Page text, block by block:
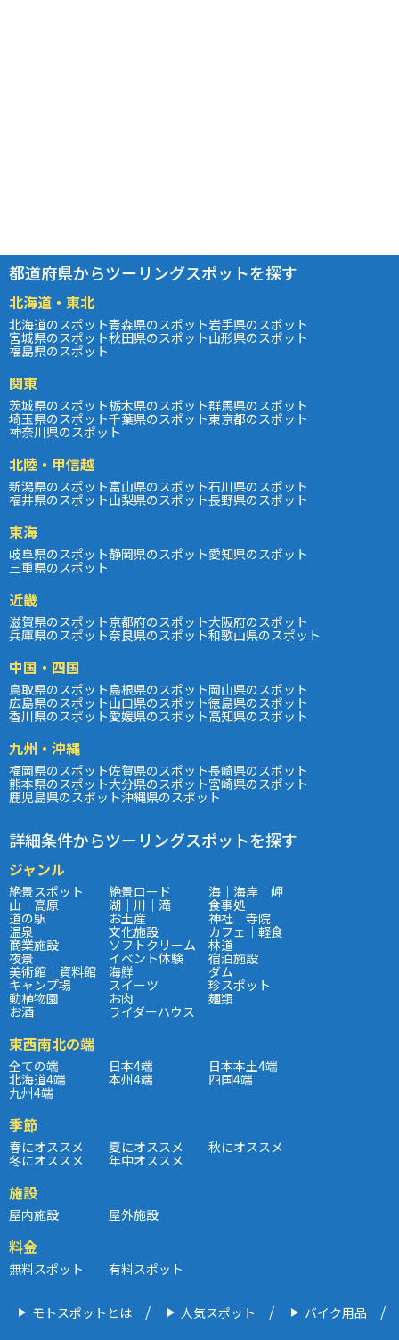
都道府県からツーリングスポットを探す
北海道・東北
北海道のスポット青森県のスポット岩手県のスポット
宮城県のスポット秋田県のスポット山形県のスポット
福島県のスポット
関東
茨城県のスポット栃木県のスポット群馬県のスポット
埼玉県のスポット千葉県のスポット東京都のスポット
神奈川県のスポット
北陸・甲信越
新潟県のスポット富山県のスポット石川県のスポット
福井県のスポット山梨県のスポット長野県のスポット
東海
岐阜県のスポット静岡県のスポット愛知県のスポット
三重県のスポット
近畿
滋賀県のスポット京都府のスポット大阪府のスポット
兵庫県のスポット奈良県のスポット和歌山県のスポット
中国・四国
鳥取県のスポット島根県のスポット岡山県のスポット
広島県のスポット山口県のスポット徳島県のスポット
香川県のスポット愛媛県のスポット高知県のスポット
九州・沖縄
福岡県のスポット佐賀県のスポット長崎県のスポット
熊本県のスポット大分県のスポット宮崎県のスポット
鹿児島県のスポット沖縄県のスポット
詳細条件からツーリングスポットを探す
ジャンル
絶景スポット 絶景ロード 海｜海岸｜岬
山｜高原 湖｜川｜滝 食事処
道の駅 お土産 神社｜寺院
温泉 文化施設 カフェ｜軽食
商業施設 ソフトクリーム 林道
夜景 イベント体験 宿泊施設
美術館｜資料館 海鮮 ダム
キャンプ場 スイーツ 珍スポット
動植物園 お肉 麺類
お酒 ライダーハウス
東西南北の端
全ての端 日本4端 日本本土4端
北海道4端 本州4端 四国4端
九州4端
季節
春にオススメ 夏にオススメ 秋にオススメ
冬にオススメ 年中オススメ
施設
屋内施設 屋外施設
料金
無料スポット 有料スポット
モトスポットとは 人気スポット バイク用品